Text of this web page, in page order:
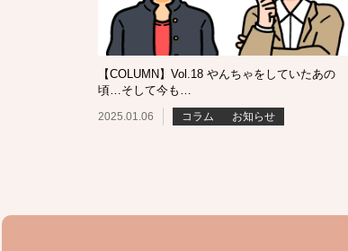
【COLUMN】Vol.18 やんちゃをしていたあの
頃…そして今も…
2025.01.06 コラム お知らせ